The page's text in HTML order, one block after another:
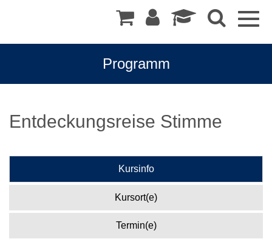
Programm
Entdeckungsreise Stimme
Kursinfo
Kursort(e)
Termin(e)